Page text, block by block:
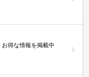
得な情報を掲載中